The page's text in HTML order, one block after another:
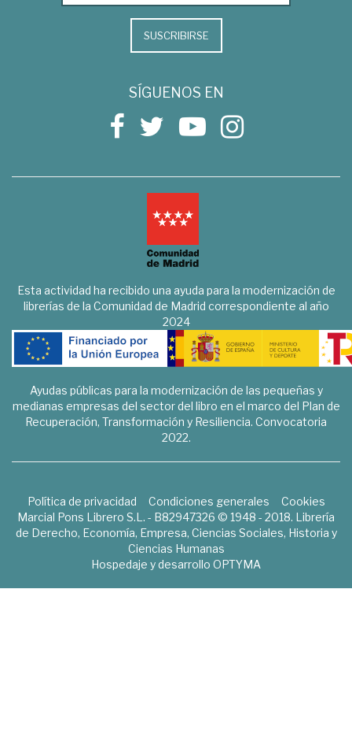
SUSCRIBIRSE
SÍGUENOS EN
Esta actividad ha recibido una ayuda para la modernización de
librerías de la Comunidad de Madrid correspondiente al año
2024
Ayudas públicas para la modernización de las pequeñas y
medianas empresas del sector del libro en el marco del Plan de
Recuperación, Transformación y Resiliencia. Convocatoria
2022.
Política de privacidad Condiciones generales
Cookies
Marcial Pons Librero S.L. - B82947326 © 1948 - 2018. Librería
de Derecho, Economía, Empresa, Ciencias Sociales, Historia y
Ciencias Humanas
Hospedaje y desarrollo OPTYMA